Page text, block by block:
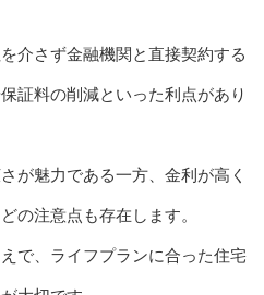
介さず金融機関と直接契約する
証料の削減といった利点があり
が魅力である一方、金利が高く
の注意点も存在します。
で、ライフプランに合った住宅